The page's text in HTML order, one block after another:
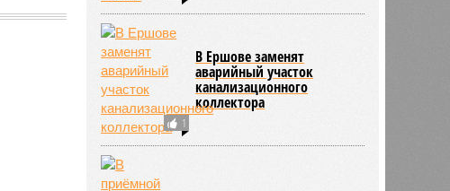
1
В Ершове заменят
аварийный участок
канализационного
коллектора